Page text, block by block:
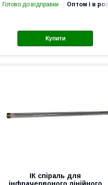
Готово до відправки Оптом і в
Купити
ІК спіраль для